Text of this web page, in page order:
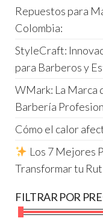
Repuestos para
Colombia:
StyleCraft:
para Barberos y
WMark: La Marca
Barbería
Cómo el calor
Los 7 Mejores
Transformar tu
FILTRAR POR